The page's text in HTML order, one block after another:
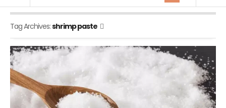
Tag Archives:shrimp paste